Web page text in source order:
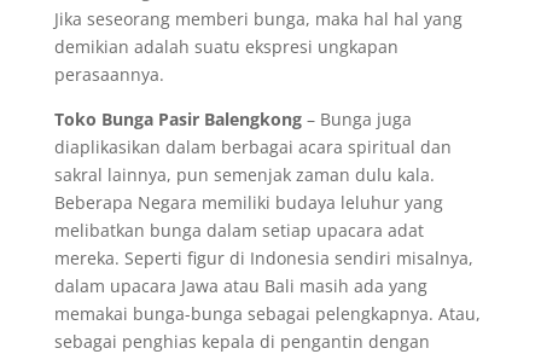
Jika seseorang memberi bunga, maka hal hal yang
demikian adalah suatu ekspresi ungkapan
perasaannya.
Toko Bunga Pasir Balengkong– Bunga juga
diaplikasikan dalam berbagai acara spiritual dan
sakral lainnya, pun semenjak zaman dulu kala.
Beberapa Negara memiliki budaya leluhur yang
melibatkan bunga dalam setiap upacara adat
mereka. Seperti figur di Indonesia sendiri misalnya,
dalam upacara Jawa atau Bali masih ada yang
memakai bunga-bunga sebagai pelengkapnya. Atau,
sebagai penghias kepala di pengantin dengan